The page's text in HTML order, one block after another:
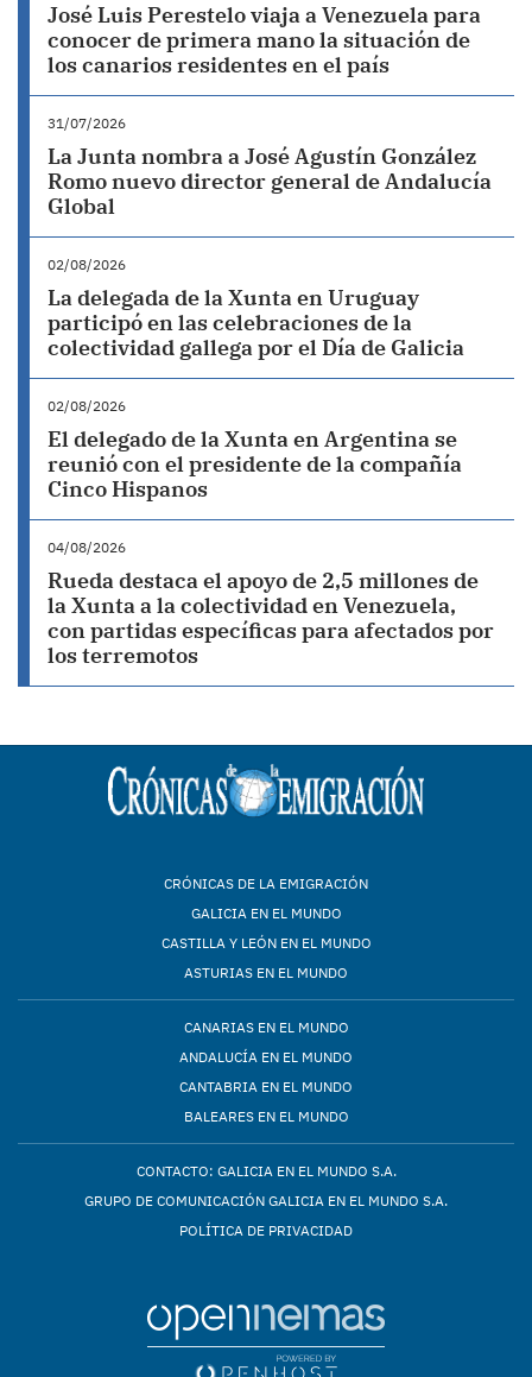
José Luis Perestelo viaja a Venezuela para
conocer de primera mano la situación de
los canarios residentes en el país
31/07/2026
La Junta nombra a José Agustín González
Romo nuevo director general de Andalucía
Global
02/08/2026
La delegada de la Xunta en Uruguay
participó en las celebraciones de la
colectividad gallega por el Día de Galicia
02/08/2026
El delegado de la Xunta en Argentina se
reunió con el presidente de la compañía
Cinco Hispanos
04/08/2026
Rueda destaca el apoyo de 2,5 millones de
la Xunta a la colectividad en Venezuela,
con partidas específicas para afectados por
los terremotos
CRÓNICAS DE LA EMIGRACIÓN
GALICIA EN EL MUNDO
CASTILLA Y LEÓN EN EL MUNDO
ASTURIAS EN EL MUNDO
CANARIAS EN EL MUNDO
ANDALUCÍA EN EL MUNDO
CANTABRIA EN EL MUNDO
BALEARES EN EL MUNDO
CONTACTO: GALICIA EN EL MUNDO S.A.
GRUPO DE COMUNICACIÓN GALICIA EN EL MUNDO S.A.
POLÍTICA DE PRIVACIDAD